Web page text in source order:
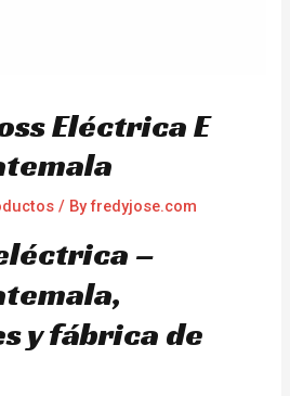
Eléctrica E
/ Byfredyjose.com
–
y fábrica de